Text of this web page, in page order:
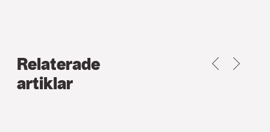
Relaterade
artiklar
TILLBAKA